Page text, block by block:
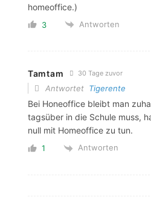
homeoffice.)
3 Antworten
Tamtam 30 Tage zuvor
Antwortet Tigerente
Bei Honeoffice bleibt man
tagsüber in die Schule muss,
null mit Homeoffice zu tun.
1 Antworten